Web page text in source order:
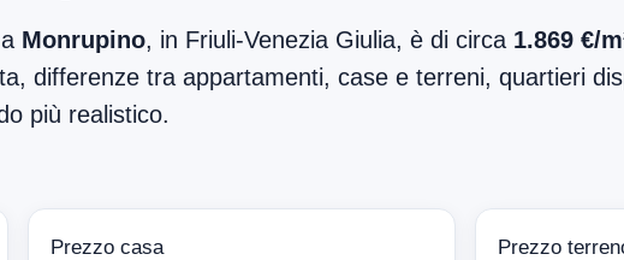
Monrupino, in Friuli-Venezia Giulia, è di circa 1.869 €/
differenze tra appartamenti, case e terreni, quartieri
più realistico.
Prezzo casa Prezzo